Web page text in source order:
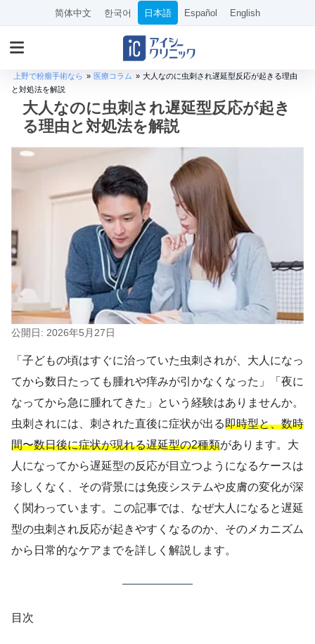
简体中文 한국어 日本語 Español English
上野で粉瘤手術なら » 医療コラム » 大人なのに虫刺され遅延型反応が起きる理由
と対処法を解説
大人なのに虫刺され遅延型反応が起き
る理由と対処法を解説
公開日: 2026年5月27日
「子どもの頃はすぐに治っていた虫刺されが、大人になっ
てから数日たっても腫れや痒みが引かなくなった」「夜に
なってから急に腫れてきた」という経験はありませんか。
虫刺されには、刺された直後に症状が出る即時型と、数時
間〜数日後に症状が現れる遅延型の2種類があります。大
人になってから遅延型の反応が目立つようになるケースは
珍しくなく、その背景には免疫システムや皮膚の変化が深
く関わっています。この記事では、なぜ大人になると遅延
型の虫刺され反応が起きやすくなるのか、そのメカニズム
から日常的なケアまでを詳しく解説します。
目次